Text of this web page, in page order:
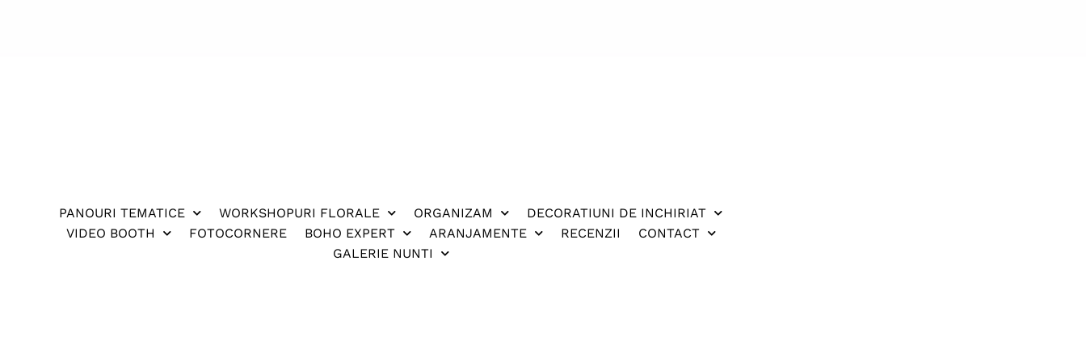
PANOURI TEMATICE WORKSHOPURI FLORALE ORGANIZAM
DECORATIUNI DE INCHIRIAT
VIDEO BOOTH
FOTOCORNERE BOHO EXPERT ARANJAMENTE RECENZII
CONTACT
GALERIE NUNTI